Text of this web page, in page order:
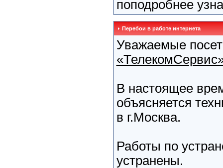
поподробнее
Перебои в работе интернета
Уважаемые
В настоящее
объясняется
в г.Москва.
Работы по
устранены.